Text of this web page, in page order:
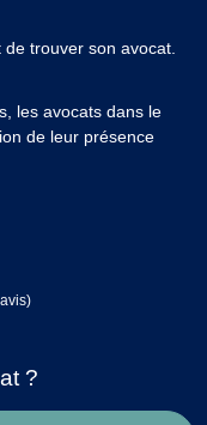
trouver son avocat.
les avocats dans le
de leur présence
?